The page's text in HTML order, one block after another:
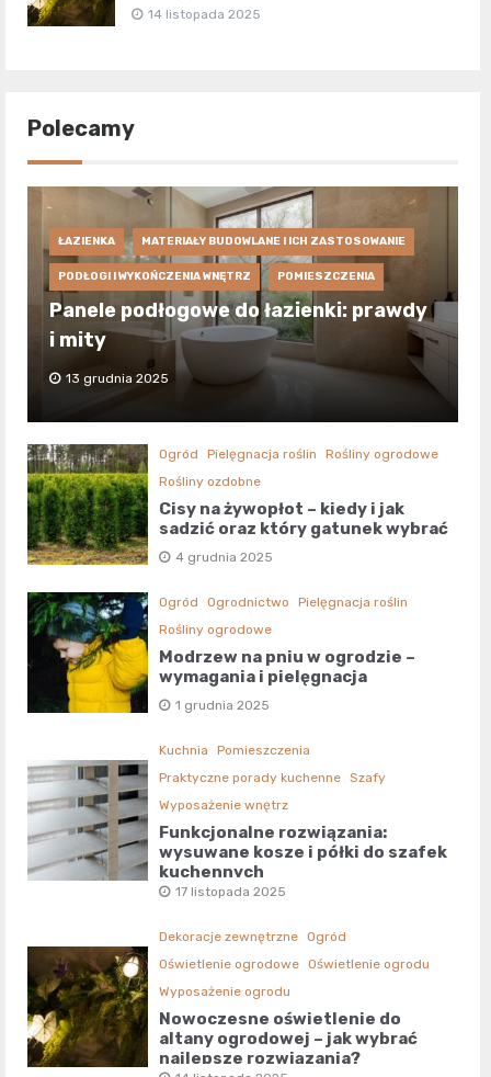
14 listopada 2025
Polecamy
ŁAZIENKA MATERIAŁY BUDOWLANE I ICH ZASTOSOWANIE
PODŁOGI I WYKOŃCZENIA WNĘTRZ POMIESZCZENIA
Panele podłogowe do łazienki: prawdy
i mity
13 grudnia 2025
Ogród Pielęgnacja roślin
Rośliny ogrodowe
Rośliny ozdobne
Cisy na żywopłot – kiedy i jak
sadzić oraz który gatunek wybrać
4 grudnia 2025
Ogród Ogrodnictwo
Pielęgnacja roślin
Rośliny ogrodowe
Modrzew na pniu w ogrodzie –
wymagania i pielęgnacja
1 grudnia 2025
Kuchnia
Pomieszczenia
Praktyczne porady kuchenne Szafy
Wyposażenie wnętrz
Funkcjonalne rozwiązania:
wysuwane kosze i półki do szafek
kuchennych
17 listopada 2025
Dekoracje zewnętrzne Ogród
Oświetlenie ogrodowe Oświetlenie ogrodu
Wyposażenie ogrodu
Nowoczesne oświetlenie do
altany ogrodowej – jak wybrać
najlepsze rozwiązania?